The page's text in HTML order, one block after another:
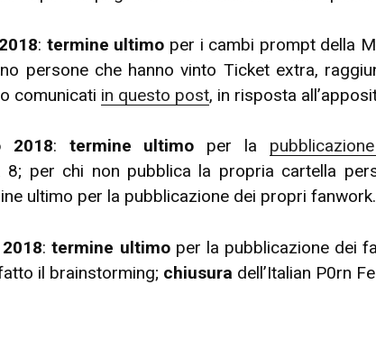
: termine ultimo per i cambi prompt della
persone che hanno vinto Ticket extra,
comunicati in questo post, in risposta
2018: termine ultimo per la
8; per chi non pubblica la propria cartella
ultimo per la pubblicazione dei propri fanwork.
:termine ultimoper la pubblicazione dei
il brainstorming; chiusura dell’Italian P0rn